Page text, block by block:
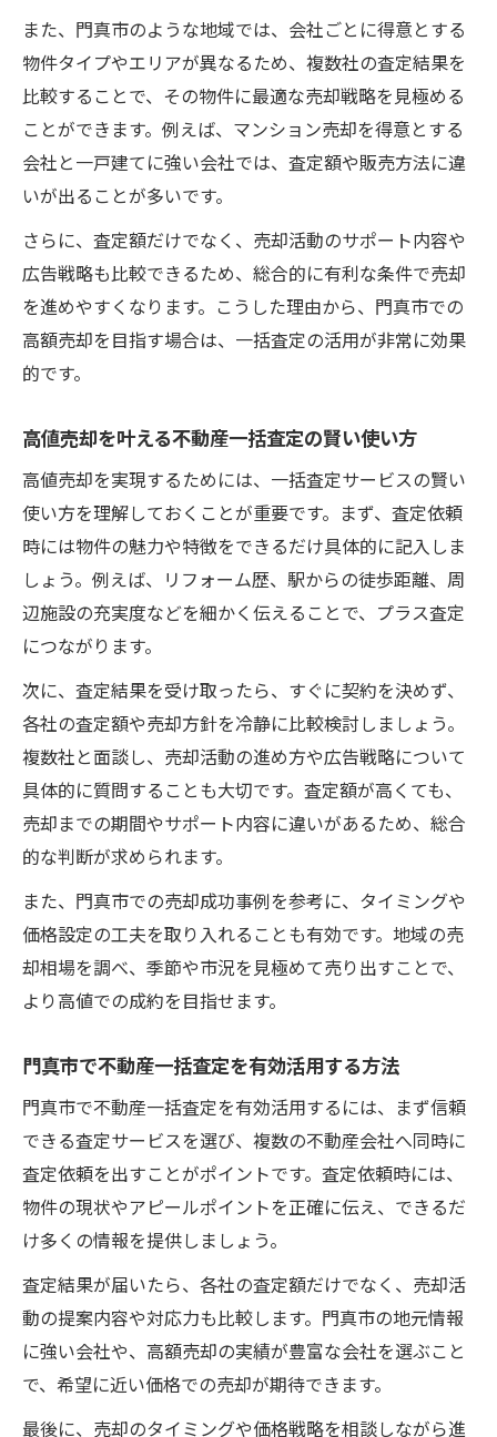
また、門真市のような地域では、会社ごとに得意とする
物件タイプやエリアが異なるため、複数社の査定結果を
比較することで、その物件に最適な売却戦略を見極める
ことができます。例えば、マンション売却を得意とする
会社と一戸建てに強い会社では、査定額や販売方法に違
いが出ることが多いです。
さらに、査定額だけでなく、売却活動のサポート内容や
広告戦略も比較できるため、総合的に有利な条件で売却
を進めやすくなります。こうした理由から、門真市での
高額売却を目指す場合は、一括査定の活用が非常に効果
的です。
高値売却を叶える不動産一括査定の賢い使い方
高値売却を実現するためには、一括査定サービスの賢い
使い方を理解しておくことが重要です。まず、査定依頼
時には物件の魅力や特徴をできるだけ具体的に記入しま
しょう。例えば、リフォーム歴、駅からの徒歩距離、周
辺施設の充実度などを細かく伝えることで、プラス査定
につながります。
次に、査定結果を受け取ったら、すぐに契約を決めず、
各社の査定額や売却方針を冷静に比較検討しましょう。
複数社と面談し、売却活動の進め方や広告戦略について
具体的に質問することも大切です。査定額が高くても、
売却までの期間やサポート内容に違いがあるため、総合
的な判断が求められます。
また、門真市での売却成功事例を参考に、タイミングや
価格設定の工夫を取り入れることも有効です。地域の売
却相場を調べ、季節や市況を見極めて売り出すことで、
より高値での成約を目指せます。
門真市で不動産一括査定を有効活用する方法
門真市で不動産一括査定を有効活用するには、まず信頼
できる査定サービスを選び、複数の不動産会社へ同時に
査定依頼を出すことがポイントです。査定依頼時には、
物件の現状やアピールポイントを正確に伝え、できるだ
け多くの情報を提供しましょう。
査定結果が届いたら、各社の査定額だけでなく、売却活
動の提案内容や対応力も比較します。門真市の地元情報
に強い会社や、高額売却の実績が豊富な会社を選ぶこと
で、希望に近い価格での売却が期待できます。
最後に、売却のタイミングや価格戦略を相談しながら進